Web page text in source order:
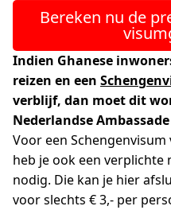
Bereken nu de
Indien Ghanese
reizen en een
verblijf, dan moet dit
Nederlandse
Voor een
heb je ook een verplichte
nodig. Die kan je hier
voor slechts € 3,- per